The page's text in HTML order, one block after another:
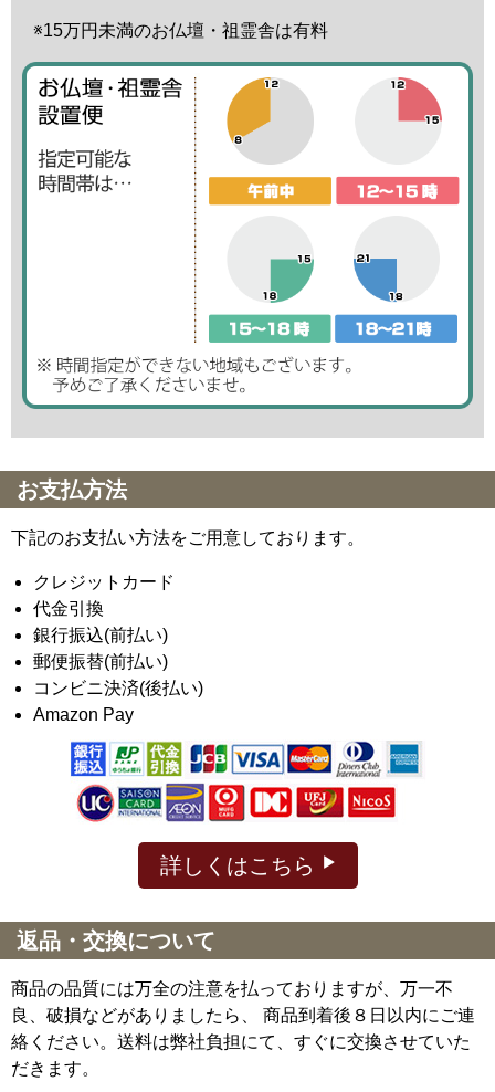
※15万円未満のお仏壇・祖霊舎は有料
お支払方法
下記のお支払い方法をご用意しております。
クレジットカード
代金引換
銀行振込(前払い)
郵便振替(前払い)
コンビニ決済(後払い)
Amazon Pay
詳しくはこちら
返品・交換について
商品の品質には万全の注意を払っておりますが、万一不
良、破損などがありましたら、 商品到着後８日以内にご連
絡ください。送料は弊社負担にて、すぐに交換させていた
だきます。